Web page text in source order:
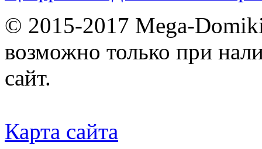
© 2015-2017 Mega-
возможно только при
сайт.
Карта сайта